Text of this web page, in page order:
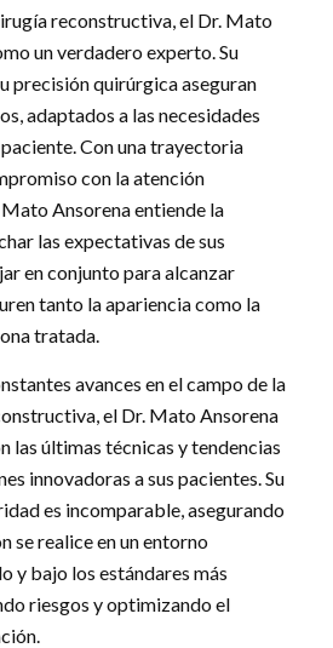
reconstructiva, el Dr. Mato
un verdadero experto. Su
precisión quirúrgica aseguran
adaptados a las necesidades
Con una trayectoria
con la atención
Ansorena entiende la
las expectativas de sus
en conjunto para alcanzar
tanto la apariencia como la
tratada.
avances en el campo de la
el Dr. Mato Ansorena
las últimas técnicas y tendencias
innovadoras a sus pacientes. Su
es incomparable, asegurando
se realice en un entorno
y bajo los estándares más
riesgos y optimizando el